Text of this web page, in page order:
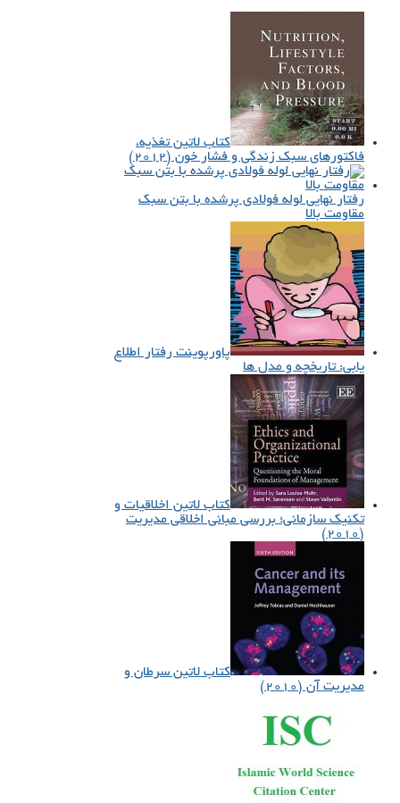
کتاب لاتین تغذیه،
فاکتورهای سبک زندگی و فشار خون (۲۰۱۲)
رفتار نهایی لوله فولادی پرشده با بتن سبک
مقاومت بالا
پاورپوینت رفتار اطلاع
یابی: تاریخچه و مدل ها
کتاب لاتین اخلاقیات و
تکنیک سازمانی؛ بررسی مبانی اخلاقی مدیریت
(۲۰۱۰)
کتاب لاتین سرطان و
مدیریت آن (۲۰۱۰)